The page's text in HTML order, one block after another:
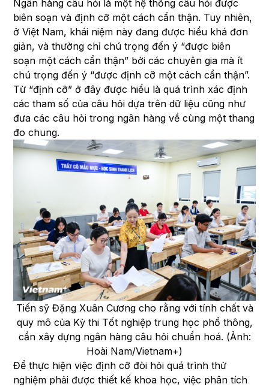
Ngân hàng câu hỏi là một hệ thống câu hỏi được
biên soạn và định cỡ một cách cẩn thận. Tuy nhiên,
ở Việt Nam, khái niệm này đang được hiểu khá đơn
giản, và thường chỉ chú trọng đến ý “được biên
soạn một cách cẩn thận” bởi các chuyên gia mà ít
chú trọng đến ý “được định cỡ một cách cẩn thận”.
Từ “định cỡ” ở đây được hiểu là quá trình xác định
các tham số của câu hỏi dựa trên dữ liệu cũng như
đưa các câu hỏi trong ngân hàng về cùng một thang
đo chung.
Tiến sỹ Đặng Xuân Cương cho rằng với tính chất và
quy mô của Kỳ thi Tốt nghiệp trung học phổ thông,
cần xây dựng ngân hàng câu hỏi chuẩn hoá. (Ảnh:
Hoài Nam/Vietnam+)
Để thực hiện việc định cỡ đòi hỏi quá trình thử
nghiệm phải được thiết kế khoa học, việc phân tích